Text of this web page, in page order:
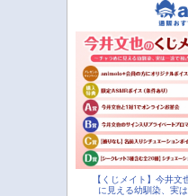
【くじメイト】今井
に見える幼馴染、実